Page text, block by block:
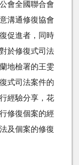
會全國聯合會
溝通修復協會
促進者，同時
於修復式司法
地檢署的王雯
式司法案件的
經驗分享，花
修復個案的經
及個案的修復